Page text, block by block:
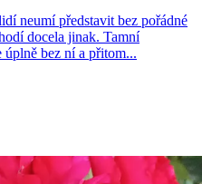
neumí představit bez pořádné
docela jinak. Tamní
úplně bez ní a přitom...